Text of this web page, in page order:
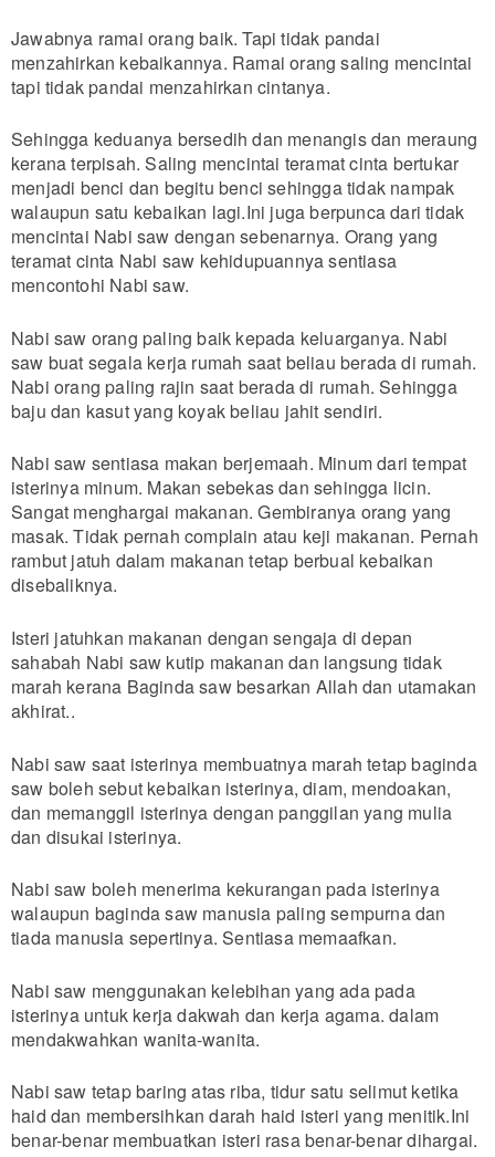
Jawabnya ramai orang baik. Tapi tidak pandai
menzahirkan kebaikannya. Ramai orang saling mencintai
tapi tidak pandai menzahirkan cintanya.
Sehingga keduanya bersedih dan menangis dan meraung
kerana terpisah. Saling mencintai teramat cinta bertukar
menjadi benci dan begitu benci sehingga tidak nampak
walaupun satu kebaikan lagi.Ini juga berpunca dari tidak
mencintai Nabi saw dengan sebenarnya. Orang yang
teramat cinta Nabi saw kehidupuannya sentiasa
mencontohi Nabi saw.
Nabi saw orang paling baik kepada keluarganya. Nabi
saw buat segala kerja rumah saat beliau berada di rumah.
Nabi orang paling rajin saat berada di rumah. Sehingga
baju dan kasut yang koyak beliau jahit sendiri.
Nabi saw sentiasa makan berjemaah. Minum dari tempat
isterinya minum. Makan sebekas dan sehingga licin.
Sangat menghargai makanan. Gembiranya orang yang
masak. Tidak pernah complain atau keji makanan. Pernah
rambut jatuh dalam makanan tetap berbual kebaikan
disebaliknya.
Isteri jatuhkan makanan dengan sengaja di depan
sahabah Nabi saw kutip makanan dan langsung tidak
marah kerana Baginda saw besarkan Allah dan utamakan
akhirat..
Nabi saw saat isterinya membuatnya marah tetap baginda
saw boleh sebut kebaikan isterinya, diam, mendoakan,
dan memanggil isterinya dengan panggilan yang mulia
dan disukai isterinya.
Nabi saw boleh menerima kekurangan pada isterinya
walaupun baginda saw manusia paling sempurna dan
tiada manusia sepertinya. Sentiasa memaafkan.
Nabi saw menggunakan kelebihan yang ada pada
isterinya untuk kerja dakwah dan kerja agama. dalam
mendakwahkan wanita-wanita.
Nabi saw tetap baring atas riba, tidur satu selimut ketika
haid dan membersihkan darah haid isteri yang menitik.Ini
benar-benar membuatkan isteri rasa benar-benar dihargai.